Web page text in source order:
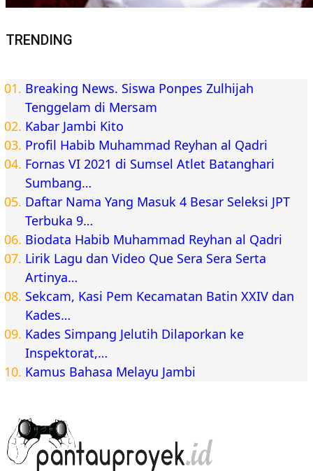
TRENDING
Breaking News. Siswa Ponpes Zulhijah
Tenggelam di Mersam
Kabar Jambi Kito
Profil Habib Muhammad Reyhan al Qadri
Fornas VI 2021 di Sumsel Atlet Batanghari
Sumbang…
Daftar Nama Yang Masuk 4 Besar Seleksi JPT
Terbuka 9…
Biodata Habib Muhammad Reyhan al Qadri
Lirik Lagu dan Video Que Sera Sera Serta
Artinya…
Sekcam, Kasi Pem Kecamatan Batin XXIV dan
Kades…
Kades Simpang Jelutih Dilaporkan ke
Inspektorat,…
Kamus Bahasa Melayu Jambi